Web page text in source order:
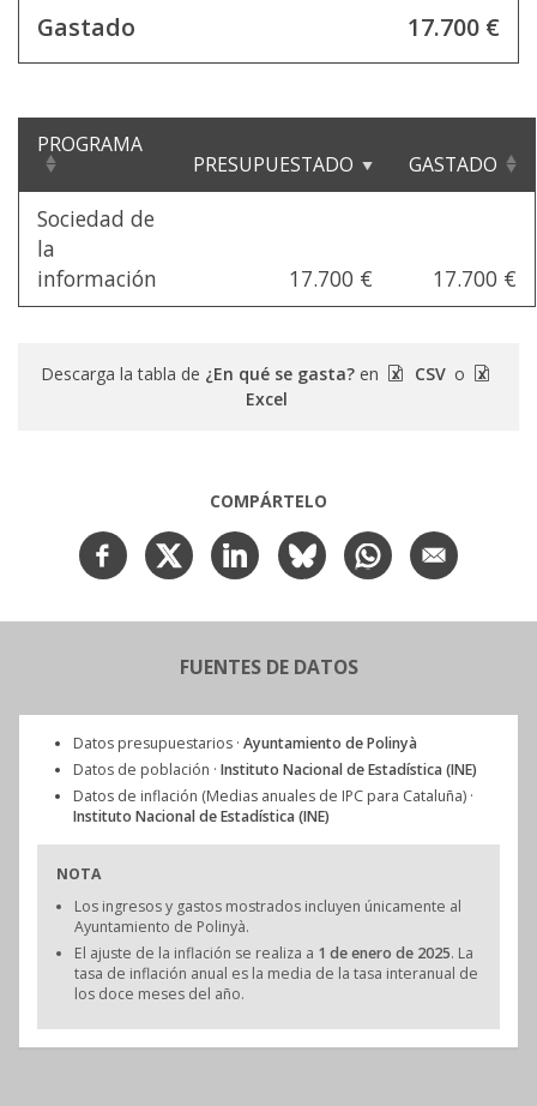
Gastado
17.700 €
PROGRAMA
PRESUPUESTADO GASTADO
Sociedad de
la
información
17.700 € 17.700 €
Descarga la tabla de ¿En qué se gasta? en CSV o
Excel
COMPÁRTELO
FUENTES DE DATOS
Datos presupuestarios · Ayuntamiento de Polinyà
Datos de población · Instituto Nacional de Estadística (INE)
Datos de inflación (Medias anuales de IPC para Cataluña) ·
Instituto Nacional de Estadística (INE)
NOTA
Los ingresos y gastos mostrados incluyen únicamente al
Ayuntamiento de Polinyà.
El ajuste de la inflación se realiza a 1 de enero de 2025. La
tasa de inflación anual es la media de la tasa interanual de
los doce meses del año.